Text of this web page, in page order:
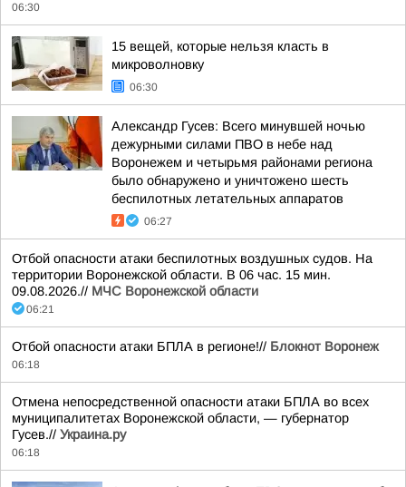
06:30
15 вещей, которые нельзя класть в
микроволновку
06:30
Александр Гусев: Всего минувшей ночью
дежурными силами ПВО в небе над
Воронежем и четырьмя районами региона
было обнаружено и уничтожено шесть
беспилотных летательных аппаратов
06:27
Отбой опасности атаки беспилотных воздушных судов. На
территории Воронежской области. В 06 час. 15 мин.
09.08.2026.// МЧС Воронежской области
06:21
Отбой опасности атаки БПЛА в регионе!// Блокнот Воронеж
06:18
Отмена непосредственной опасности атаки БПЛА во всех
муниципалитетах Воронежской области, — губернатор
Гусев.// Украина.ру
06:18